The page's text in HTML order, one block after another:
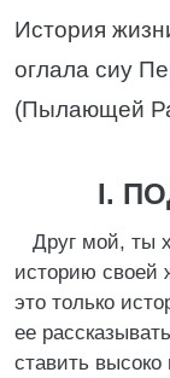
История
оглала сиу
(Пылающей
I.
Друг мой, ты
историю своей
это только
ее
ставить